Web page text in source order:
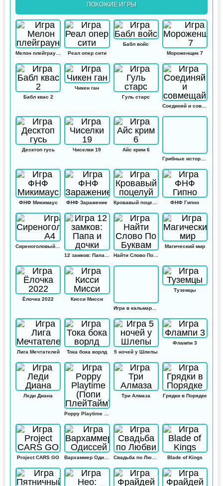
ПОХОЖИЕ ИГРЫ
Реал опер сити
Бабл войс
Мороженщик 7
Бабл квас 2
Чикен ган
Гуль старс
Соединяй и совмещай
Десктоп гусь Чиселки 19
Айс крим 6
Грибные истории: Кликер
ФНФ Микимаус ФНФ Заражение Кровавый поцелуй ФНФ Гипно
Найти Слово По Буквам
Магический мир
Ёлочка 2022
Кисси Мисси
Игра в кальмара: Амонг ас
Туземцы
Лига Мечтателей Тока бока ворлд 5 ночей у Шлепы
Флампи 3
Леди Диана Три Алмаза Грядки в Порядке
Project CARS GO Свадьба по Любви Blade of Kings